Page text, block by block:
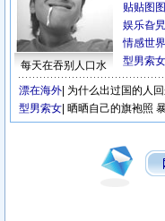
每天在吞别人口水
贴贴图图
娱乐旮旯
情感世界
型男索女
漂在海外 为什么出过国的人
型男索女 晒晒自己的旗袍照